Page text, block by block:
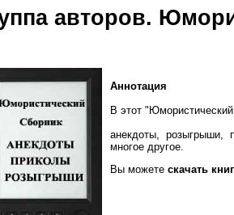
авторов.
Аннотация
В этот
анекдоты, розыгрыши,
многое другое.
Вы можете скачать